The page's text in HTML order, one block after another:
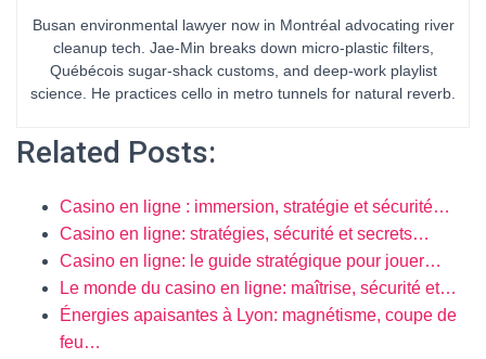
Busan environmental lawyer now in Montréal advocating river
cleanup tech. Jae-Min breaks down micro-plastic filters,
Québécois sugar-shack customs, and deep-work playlist
science. He practices cello in metro tunnels for natural reverb.
Related Posts:
Casino en ligne : immersion, stratégie et sécurité…
Casino en ligne: stratégies, sécurité et secrets…
Casino en ligne: le guide stratégique pour jouer…
Le monde du casino en ligne: maîtrise, sécurité et…
Énergies apaisantes à Lyon: magnétisme, coupe de
feu…